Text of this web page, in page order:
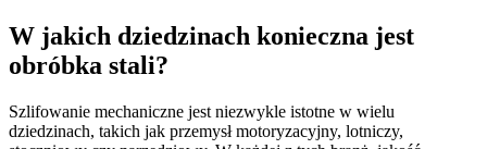
W jakich dziedzinach konieczna jest
obróbka stali?
Szlifowanie mechaniczne jest niezwykle istotne w wielu
dziedzinach, takich jak przemysł motoryzacyjny, lotniczy,